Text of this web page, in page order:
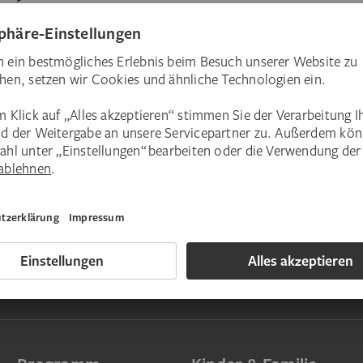
Kunstreise „Kunstgenuss. Mit allen
Kunstreise „Die Farbe Blau in der Kunst“